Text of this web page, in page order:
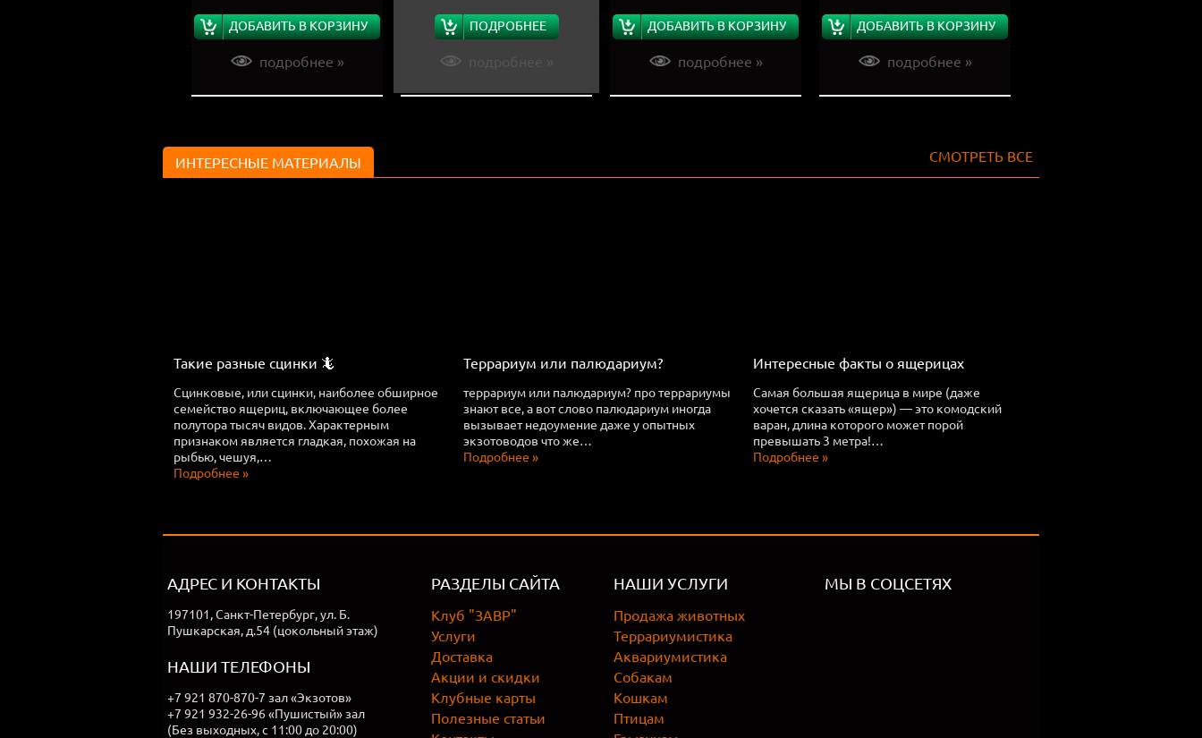
ДОБАВИТЬ В КОРЗИНУ
подробнее »
ПОДРОБНЕЕ ДОБАВИТЬ В КОРЗИНУ
подробнее »
ДОБАВИТЬ В КОРЗИНУ
подробнее »
ИНТЕРЕСНЫЕ МАТЕРИАЛЫ СМОТРЕТЬ ВСЕ
Такие разные сцинки 🦎
Сцинковые, или сцинки, наиболее обширное
семейство ящериц, включающее более
полутора тысяч видов. Характерным
признаком является гладкая, похожая на
рыбью, чешуя,…
Подробнее »
Террариум или палюдариум?
террариум или палюдариум? про террариумы
знают все, а вот слово палюдариум иногда
вызывает недоумение даже у опытных
экзотоводов что же…
Подробнее »
Интересные факты о ящерицах
Самая большая ящерица в мире (даже
хочется сказать «ящер») — это комодский
варан, длина которого может порой
превышать 3 метра!…
Подробнее »
АДРЕС И КОНТАКТЫ
197101, Санкт-Петербург, ул. Б.
Пушкарская, д.54 (цокольный этаж)
НАШИ ТЕЛЕФОНЫ
+7 921 870-870-7 зал «Экзотов»
+7 921 932-26-96 «Пушистый» зал
(Без выходных, с 11:00 до 20:00)
РАЗДЕЛЫ САЙТА
Клуб "ЗАВР"
Услуги
Доставка
Акции и скидки
Клубные карты
Полезные статьи
НАШИ УСЛУГИ
Продажа животных
Террариумистика
Аквариумистика
Собакам
Кошкам
Птицам
МЫ В СОЦСЕТЯХ